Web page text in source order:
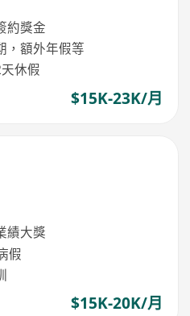
約獎金
，額外年假等
休假
$15K-23K/月
績大獎
假
$15K-20K/月